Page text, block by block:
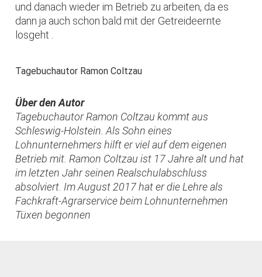
und danach wieder im Betrieb zu arbeiten, da es
dann ja auch schon bald mit der Getreideernte
losgeht .
Tagebuchautor Ramon Coltzau
Über den Autor
Tagebuchautor Ramon Coltzau kommt aus
Schleswig-Holstein. Als Sohn eines
Lohnunternehmers hilft er viel auf dem eigenen
Betrieb mit. Ramon Coltzau ist 17 Jahre alt und hat
im letzten Jahr seinen Realschulabschluss
absolviert. Im August 2017 hat er die Lehre als
Fachkraft-Agrarservice beim Lohnunternehmen
Tüxen begonnen